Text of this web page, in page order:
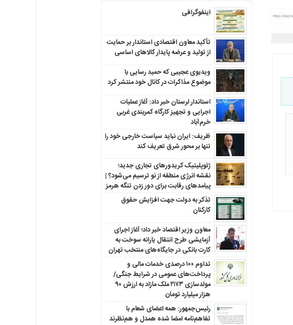
https:// اینفوگرافی
تأکید معاون اقتصادی استاندار بر حمایت
از تولید و عرضه پایدار کالاهای اساسی
ویدیوی عجیبی که حمید رسایی با
موضوع مذاکرات در کانال خود منتشر کرد
استاندار لرستان خبر داد: آغاز عملیات
اجرایی و تجهیز کارگاه کمربندی غربی
خرم‌آباد
ظریف: ایران نباید سیاست خارجی خود را
تنها بر محور شرق تعریف کند
ژئوپلیتیک کریدورهای تجاری جدید؛
نقشه انرژی منطقه‌ از نو ترسیم می‌شود؟ |
پیامدهای رقابت برای دور زدن تنگه هرمز
تذکر به دولت جهت افزایش حقوق
کارکنان ‌
معاون وزیر اقتصاد خبر داد؛ آغاز اجرای
آزمایشی طرح انتقال یارانه سوخت به
کارت بانکی در جایگاه‌های منتخب تهران
تداوم ۱۰۰ درصدی خدمات مالی و
پرداخت‌های عمومی در شرایط جنگی/
مولدسازی ۲۱۷۳ ملک مازاد به ارزش ۹۰
هزار میلیارد تومان
رئیس‌جمهور: همه اعضای شعام با
تفاهم‌نامه امضا شده همدل و هم‌نظرند